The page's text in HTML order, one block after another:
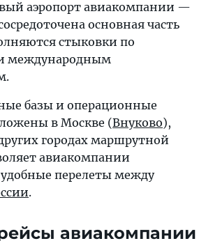
аэропорт авиакомпании —
основная часть
стыковки по
международным
базы и операционные
в Москве (Внуково),
городах маршрутной
авиакомпании
удобные перелеты между
.
авиакомпании